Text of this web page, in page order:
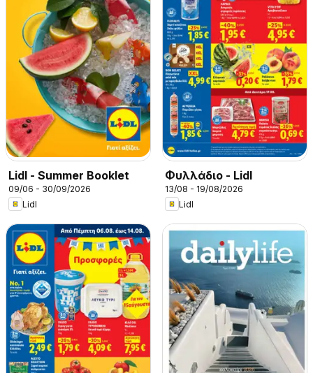
Lidl - Summer Booklet
09/06 - 30/09/2026
Lidl
Φυλλάδιο - Lidl
13/08 - 19/08/2026
Lidl